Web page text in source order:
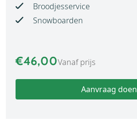
Broodjesservice
Snowboarden
€46,00Vanaf prijs
Aanvraag doen